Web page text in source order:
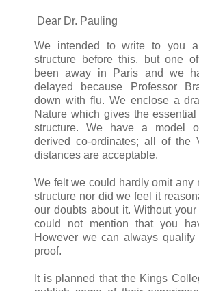
Dear Dr. Pauling
We intended to write to you
structure before this, but one
been away in Paris and we
delayed because Professor
down with flu. We enclose a
Nature which gives the
structure. We have a model
derived co-ordinates; all of the
distances are acceptable.
We felt we could hardly omit any
structure nor did we feel it
our doubts about it. Without
could not mention that you
However we can always qualify
proof.
It is planned that the Kings